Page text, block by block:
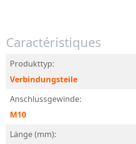
Caractéristiques
Produkttyp:
Verbindungsteile
Anschlussgewinde:
M10
Länge (mm):